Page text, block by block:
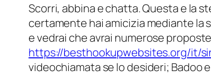
Scorri, abbina e chatta. Questa e la
certamente hai amicizia mediante
e vedrai che avrai numerose
https://besthookupwebsites.org/it/
videochiamata se lo desideri; Badoo